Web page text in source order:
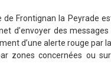
Frontignan la Peyrade
d’envoyer des
d’une alerte rouge par
zones concernées ou